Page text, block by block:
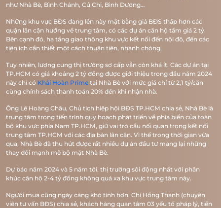
như Nhà Bè, Bình Chánh, Củ Chi, Bình Dương…
Những khu vực BĐS đang lên này mặt bằng giá BĐS thấp hơn các
quận lân cận hướng về trung tâm, có các dự án căn hộ tầm giá 2 tỷ.
Bên cạnh đó, hạ tầng giao thông khu vực kết nối đến nội đô, đến các
tiện ích cần thiết một cách thuận tiện, nhanh chóng.
Tuy nhiên, lượng cung thị trường sơ cấp vẫn còn khá ít. Các dự án tại
TP.HCM có giá khoảng 2 tỷ đồng được giới thiệu trong đầu năm 2024
này chỉ có Khải Hoàn Prime tại Nhà Bè với mức giá chỉ từ 2,1 tỷ/căn
cùng chính sách thanh toán 20% đến khi nhận nhà.
Ông Lê Hoàng Châu, Chủ tịch hiệp hội BĐS TP.HCM chia sẻ, Nhà Bè là
trung tâm trong tiến trình quy hoạch phát triển về phía biển của toàn
bộ khu vực phía Nam TP.HCM, giữ vai trò cầu nối quan trọng kết nối
trung tâm TP.HCM với các địa bàn lân cận. Vì thế trong thời gian vừa
qua, Nhà Bè đã thu hút được rất nhiều dự án đầu tư mang lại những
thay đổi mạnh mẽ bộ mặt Nhà Bè.
Dự báo năm 2024 và 5 năm tới, thị trường sôi động nhất với phân
khúc căn hộ 2-4 tỷ đồng không quá xa khu vực trung tâm này.
Người mua cũng ngày càng khó tính hơn. Chị Hồng Thanh (chuyên
viên tư vấn BĐS) chia sẻ, khách hàng quan tâm 03 yếu tố pháp lý, tiến